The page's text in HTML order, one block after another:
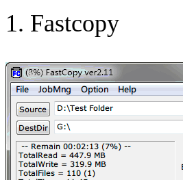
1. Fastcopy